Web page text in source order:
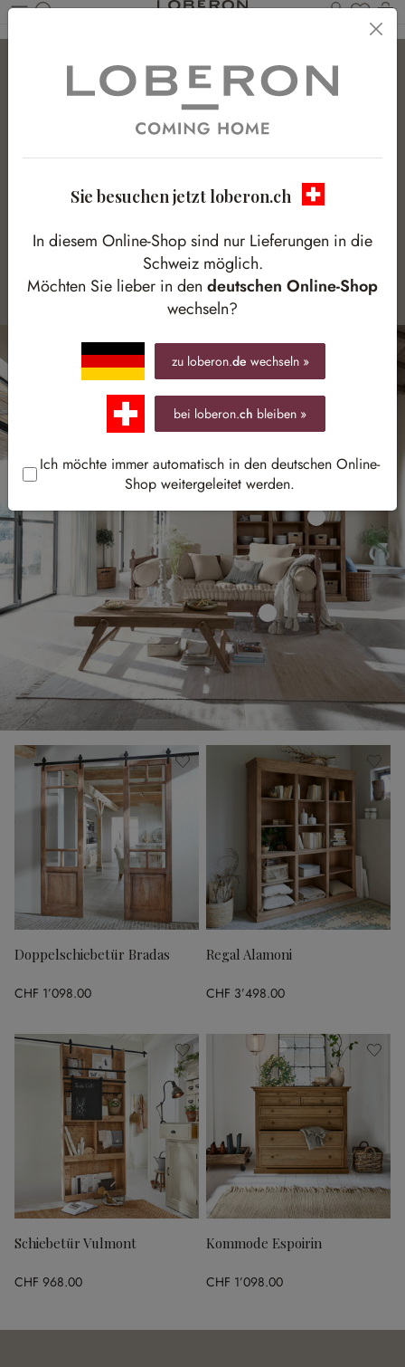
Du
Mangoholz
beliebten Material für Möbel & Accessoires – als
Naturmaterial ist jedes Stück in Farbe und Struktur einzigartig.
Doppelschiebetür Bradas
CHF 1’098.00
Regal Alamoni
CHF 3’498.00
Schiebetür Vulmont
CHF 968.00
Kommode Espoirin
CHF 1’098.00
Sie besuchen jetzt loberon.ch
In diesem Online-Shop sind nur Lieferungen in die
Schweiz möglich.
Möchten Sie lieber in den deutschen Online-Shop
wechseln?
zu loberon.de wechseln »
bei loberon.ch bleiben »
Ich möchte immer automatisch in den deutschen Online-
Shop weitergeleitet werden.